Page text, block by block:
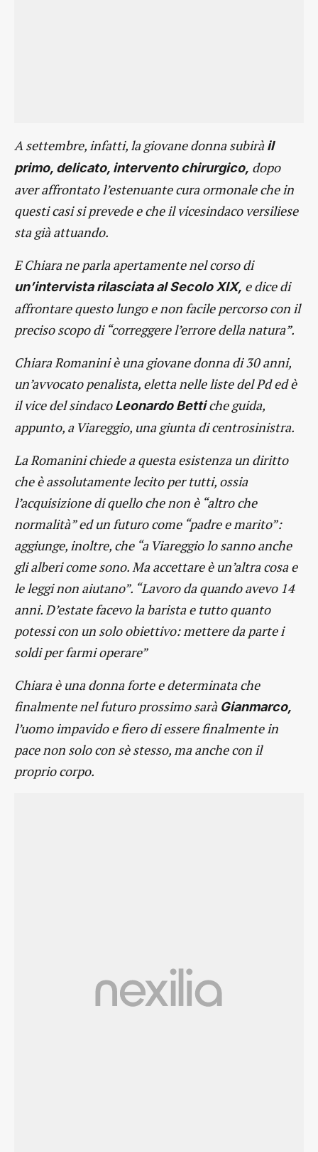
A settembre, infatti, la giovane donna subiràil
primo, delicato, intervento chirurgico, dopo
aver affrontato l’estenuante cura ormonale che in
questi casi si prevede e che il vicesindaco versiliese
sta già attuando.
E Chiara ne parla apertamente nel corso di
un’intervista rilasciata al Secolo XIX, e dice di
affrontare questo lungo e non facile percorso con il
preciso scopo di “correggere l’errore della natura”.
Chiara Romanini è una giovane donna di 30 anni,
un’avvocato penalista, eletta nelle liste del Pd ed è
il vice del sindacoLeonardo Bettiche guida,
appunto, a Viareggio, una giunta di centrosinistra.
La Romanini chiede a questa esistenza un diritto
che è assolutamente lecito per tutti, ossia
l’acquisizione di quello che non è “altro che
normalità” ed un futuro come “padre e marito”:
aggiunge, inoltre, che “a Viareggio lo sanno anche
gli alberi come sono. Ma accettare è un’altra cosa e
le leggi non aiutano”. “Lavoro da quando avevo 14
anni. D’estate facevo la barista e tutto quanto
potessi con un solo obiettivo: mettere da parte i
soldi per farmi operare”
Chiara è una donna forte e determinata che
finalmente nel futuro prossimo sarà Gianmarco,
l’uomo impavido e fiero di essere finalmente in
pace non solo con sè stesso, ma anche con il
proprio corpo.